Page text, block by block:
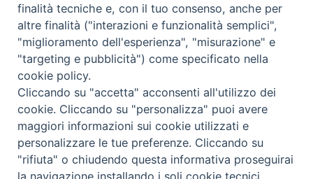
Abbonamento Annuale Digitale
Abbonamento Annuale Cartaceo
Abbonamento Singola Copia Digitale
Redazione: Pavia, Piazza Duomo 11 - tel. 0382.24736 -
amministrazione@ilticino.it - repossi@ilticino.it - P.
finalità tecniche e, con il tuo consenso, anche per
altre finalità ("interazioni e funzionalità semplici",
"miglioramento dell'esperienza", "misurazione" e
"targeting e pubblicità") come specificato nella
cookie policy.
Cliccando su "accetta" acconsenti all'utilizzo dei
cookie. Cliccando su "personalizza" puoi avere
maggiori informazioni sui cookie utilizzati e
personalizzare le tue preferenze. Cliccando su
"rifiuta" o chiudendo questa informativa proseguirai